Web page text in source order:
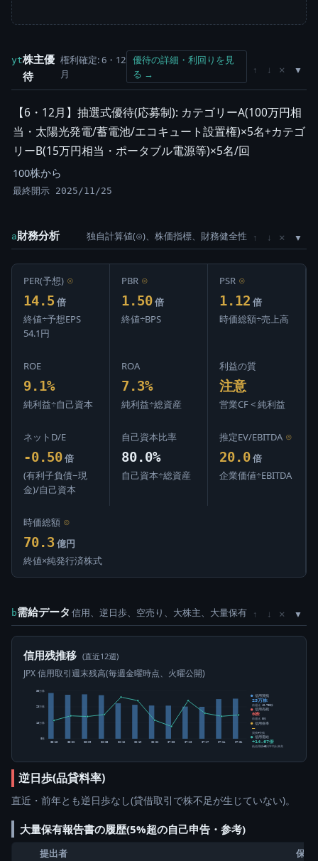
yt株主優
待
権利確定: 6・12
月
優待の詳細・利回りを見
る →
↑ ↓ ×
【6・12月】抽選式優待(応募制): カテゴリーA(100万円相
当・太陽光発電/蓄電池/エコキュート設置権)×5名+カテゴ
リーB(15万円相当・ポータブル電源等)×5名/回
100株から
最終開示 2025/11/25
a財務分析 独自計算値(⊙)、株価指標、財務健全性 ↑ ↓ ×
PER(予想) ⊙
14.5 倍
終値÷予想EPS
54.1円
PBR ⊙
1.50 倍
終値÷BPS
PSR ⊙
1.12 倍
時価総額÷売上高
ROE
9.1%
純利益÷自己資本
ROA
7.3%
純利益÷総資産
利益の質
注意
営業CF < 純利益
ネットD/E
-0.50 倍
(有利子負債−現
金)/自己資本
自己資本比率
80.0%
自己資本÷総資産
推定EV/EBITDA ⊙
20.0 倍
企業価値÷EBITDA
時価総額 ⊙
70.3 億円
終値×純発行済株式
b需給データ 信用、逆日歩、空売り、大株主、大量保有 ↑ ↓ ×
信用残推移 (直近12週)
JPX 信用取引週末残高(毎週金曜時点、火曜公開)
0株
10万株
20万株
30万株
05-15 05-22 05-29 06-05 06-12 06-19 06-26 07-03 07-10 07-17 07-24 07-31
信用買残
25万株
前週比 +2,700株
信用売残
0株
前週比 0株
信用倍率
―
買残÷売残
信用需給
+14.67倍
純信用残÷5日平均出来高
逆日歩(品貸料率)
直近・前年とも逆日歩なし(貸借取引で株不足が生じていない)。
大量保有報告書の履歴(5%超の自己申告・参考)
提出者
保有